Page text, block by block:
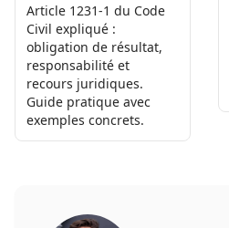
Article 1231-1 du Code
Civil expliqué :
obligation de résultat,
responsabilité et
recours juridiques.
Guide pratique avec
exemples concrets.